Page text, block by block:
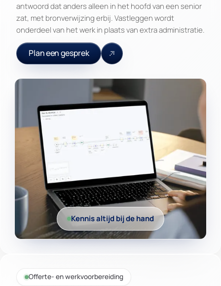
antwoord dat anders alleen in het hoofd van een senior
zat, met bronverwijzing erbij. Vastleggen wordt
onderdeel van het werk in plaats van extra administratie.
Plan een gesprek
Kennis altijd bij de hand
Offerte- en werkvoorbereiding